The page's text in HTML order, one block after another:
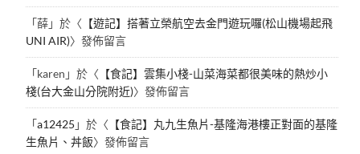
「薛」於〈 【遊記】搭著立榮航空去金門遊玩囉(松山機場起飛
UNI AIR)〉發佈留言
「karen 」於〈 【食記】雲集小棧-山菜海菜都很美味的熱炒小
棧(台大金山分院附近)〉發佈留言
「a12425 」於〈 【食記】丸九生魚片-基隆海港樓正對面的基隆
生魚片、丼飯〉發佈留言